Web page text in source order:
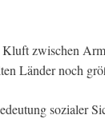
zwischen
Länder noch
sozialer